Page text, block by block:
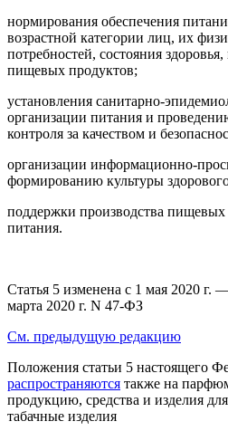
нормирования обеспечения
возрастной категории лиц, их
потребностей, состояния здоровья,
пищевых продуктов;
установления санитарно-
организации питания и
контроля за качеством и
организации информационно-
формированию культуры
поддержки производства пищевых
питания.
Статья 5 изменена с 1 мая 2020 г.
марта 2020 г. N 47-ФЗ
См. предыдущую редакцию
Положения статьи 5 настоящего
распространяются также на
продукцию, средства и изделия
табачные изделия